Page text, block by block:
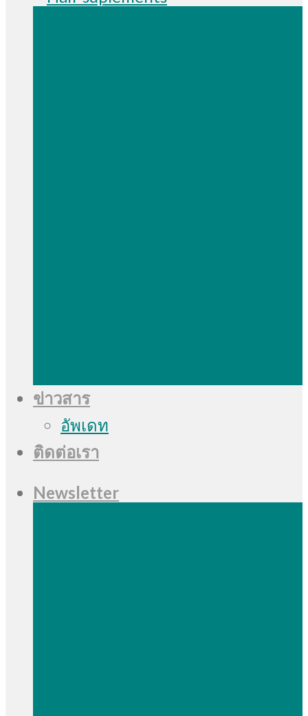
ข่าวสาร
อัพเดท
ติดต่อเรา
Newsletter